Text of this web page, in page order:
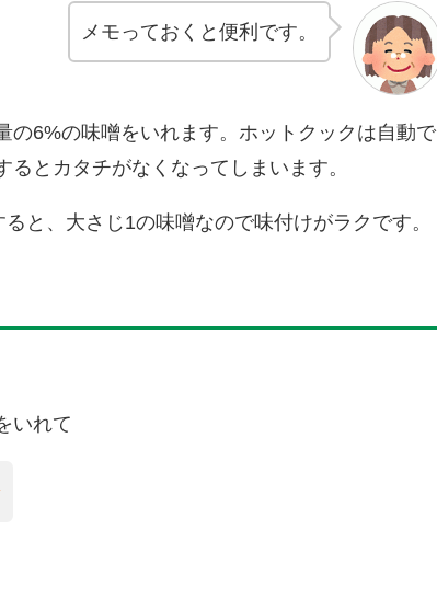
メモっておくと便利です。
の6%の味噌をいれます。ホットクックは自動で
とカタチがなくなってしまいます。
と、大さじ1の味噌なので味付けがラクです。
いれて